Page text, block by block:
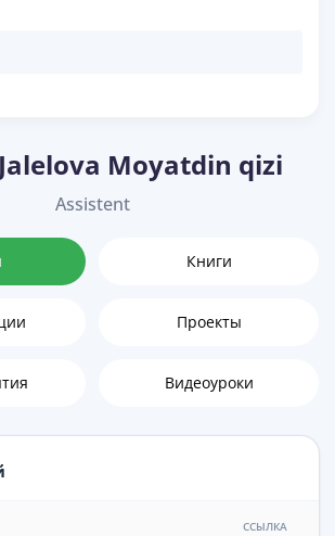
Moyatdin qizi
Assistent
Книги
Проекты
Видеоуроки
ССЫЛКА